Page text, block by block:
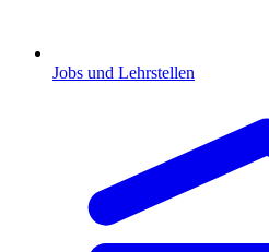
Jobs und Lehrstellen